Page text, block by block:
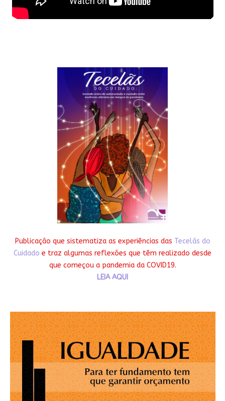
Publicação que sistematiza as experiências das Tecelãs do
Cuidado e traz algumas reflexões que têm realizado desde
que começou a pandemia da COVID19.
LEIA AQUI